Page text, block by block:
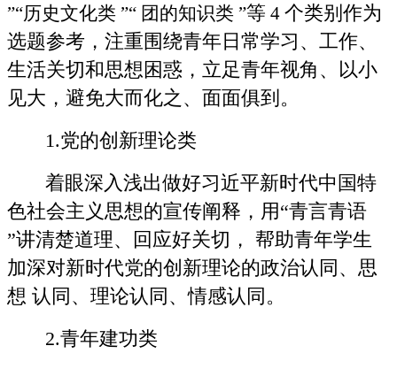
”“历史文化类 ”“ 团的知识类 ”等 4 个类别作为
选题参考，注重围绕青年日常学习、工作、
生活关切和思想困惑，立足青年视角、以小
见大，避免大而化之、面面俱到。
1.党的创新理论类
着眼深入浅出做好习近平新时代中国特
色社会主义思想的宣传阐释，用“青言青语
”讲清楚道理、回应好关切， 帮助青年学生
加深对新时代党的创新理论的政治认同、思
想 认同、理论认同、情感认同。
2.青年建功类